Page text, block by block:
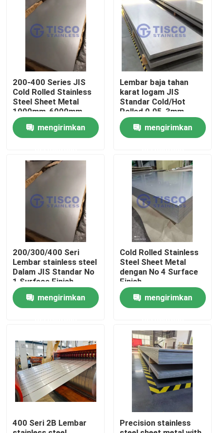
Produk
Tentang kami
Tur Pabrik
Kontrol kualitas
Permintaan Penawaran
Kumparan Lembaran Baja Tahan Karat
Lembaran Logam Baja Tahan Karat
200-400 Series JIS
Cold Rolled Stainless
Steel Sheet Metal
1000mm-6000mm
Panjang di GB Standar
Mill Edgemengirimkan
Lembar baja tahan
karat logam JIS
Standar Cold/Hot
Rolled 0.05-3mm
untuk aplikasi industri
mengirimkan
200/300/400 Seri
Lembar stainless steel
Dalam JIS Standar No
1 Surface Finish
mengirimkan
Cold Rolled Stainless
Steel Sheet Metal
dengan No 4 Surface
Finish
mengirimkan
400 Seri 2B Lembar
Precision stainless